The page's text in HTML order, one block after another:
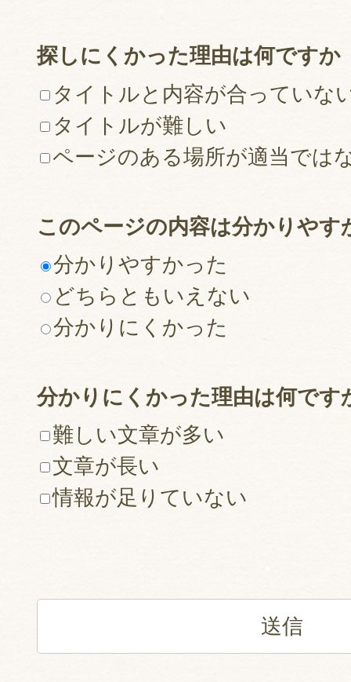
探しにくかった理由は何ですか
タイトルと内容が合っていな
タイトルが難しい
ページのある場所が適当では
このページの内容は分かりやす
分かりやすかった
どちらともいえない
分かりにくかった
分かりにくかった理由は何です
難しい文章が多い
文章が長い
情報が足りていない